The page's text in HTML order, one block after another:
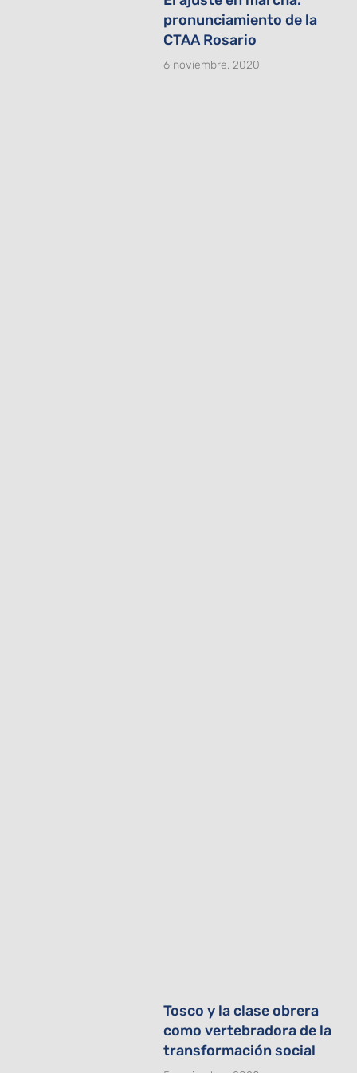
pronunciamiento de la
CTAA Rosario
6 noviembre, 2020
Tosco y la clase obrera
como vertebradora de la
transformación social